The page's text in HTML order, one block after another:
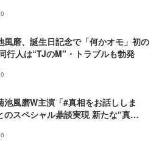
磨、誕生日記念で「何かオモ」初の
行人は“TJのM”・トラブルも勃発
池風磨W主演「#真相をお話ししま
のスペシャル鼎談実現 新たな“真